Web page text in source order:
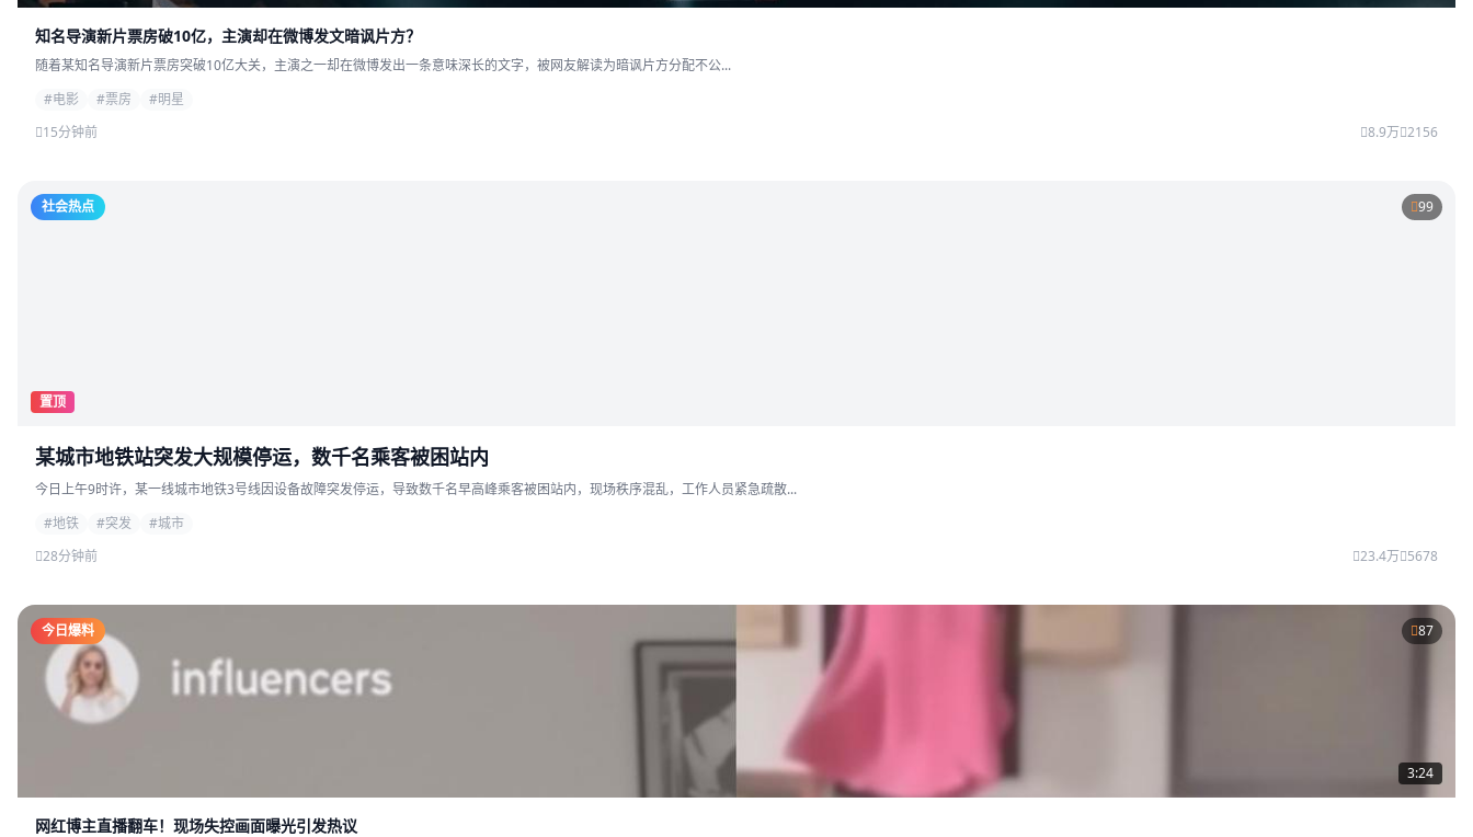
知名导演新片票房破10亿，主演却在微博发文暗讽片方？
随着某知名导演新片票房突破10亿大关，主演之一却在微博发出一条意味深长的文字，被网友解读为暗讽片方分配不公...
#电影
#票房
#明星
15分钟前
8.9万 2156
社会热点 99
置顶
某城市地铁站突发大规模停运，数千名乘客被困站内
今日上午9时许，某一线城市地铁3号线因设备故障突发停运，导致数千名早高峰乘客被困站内，现场秩序混乱，工作人员紧急疏散...
#地铁
#突发
#城市
28分钟前
23.4万 5678
今日爆料 87
3:24
网红博主直播翻车！现场失控画面曝光引发热议